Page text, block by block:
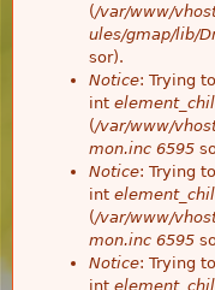
(/var/www/
ules/gmap/lib/
sor).
Notice: Trying
int
(/var/www/
mon.inc 6595
Notice: Trying
int
(/var/www/
mon.inc 6595
Notice: Trying
int